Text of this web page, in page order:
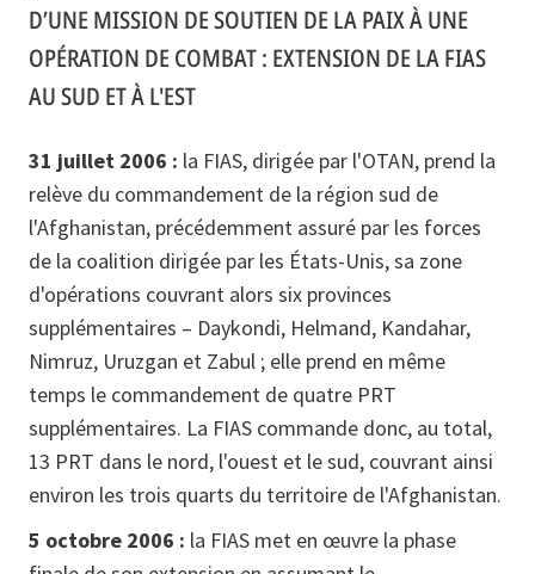
D’UNE MISSION DE SOUTIEN DE LA PAIX À UNE
OPÉRATION DE COMBAT : EXTENSION DE LA FIAS
AU SUD ET À L'EST
31 juillet 2006 : la FIAS, dirigée par l'OTAN, prend la
relève du commandement de la région sud de
l'Afghanistan, précédemment assuré par les forces
de la coalition dirigée par les États-Unis, sa zone
d'opérations couvrant alors six provinces
supplémentaires – Daykondi, Helmand, Kandahar,
Nimruz, Uruzgan et Zabul ; elle prend en même
temps le commandement de quatre PRT
supplémentaires. La FIAS commande donc, au total,
13 PRT dans le nord, l'ouest et le sud, couvrant ainsi
environ les trois quarts du territoire de l'Afghanistan.
5 octobre 2006 : la FIAS met en œuvre la phase